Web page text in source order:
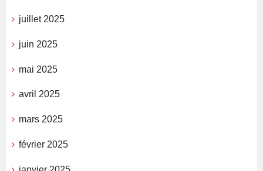
juillet 2025
juin 2025
mai 2025
avril 2025
mars 2025
février 2025